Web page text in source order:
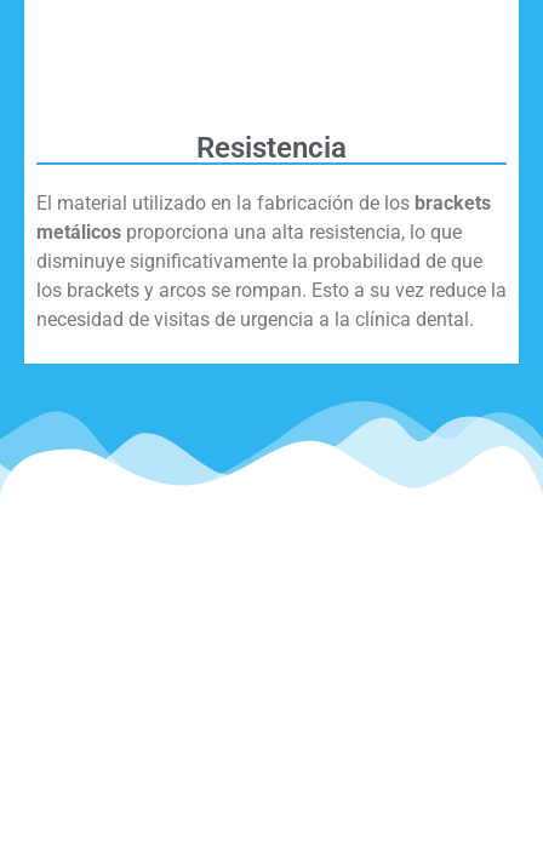
Resistencia
El material utilizado en la fabricación de los brackets
metálicos proporciona una alta resistencia, lo que
disminuye significativamente la probabilidad de que
los brackets y arcos se rompan. Esto a su vez reduce la
necesidad de visitas de urgencia a la clínica dental.